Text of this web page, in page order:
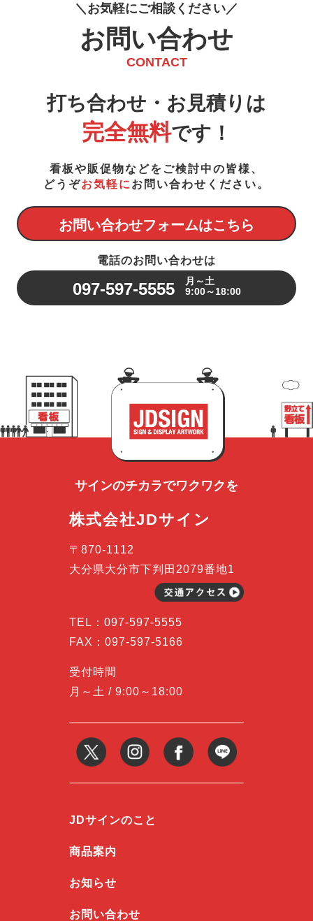
お気軽にご相談 く ださ い
お問い合わせ
CONTACT
打ち合わせ・お見積りは
完全無料です！
看板や販促物などをご検討中の皆様、
どうぞお気軽に お問い合わせください。
お問い合わせフォームはこちら
電話のお問い合わせは
097-597-5555
月～土
9:00～18:00
サインのチカラでワクワクを
株式会社JDサイン
〒870-1112
大分県大分市下判田2079番地1
TEL： 097-597-5555
FAX：097-597-5166
受付時間
月～土 / 9:00～18:00
JDサインのこと
商品案内
お知らせ
お問い合わせ